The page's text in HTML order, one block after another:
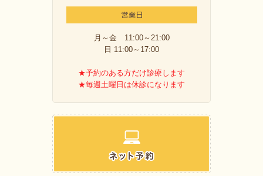
月～金 11:00～21:00
日 11:00～17:00
★予約のある方だけ診療します
★毎週土曜日は休診になります